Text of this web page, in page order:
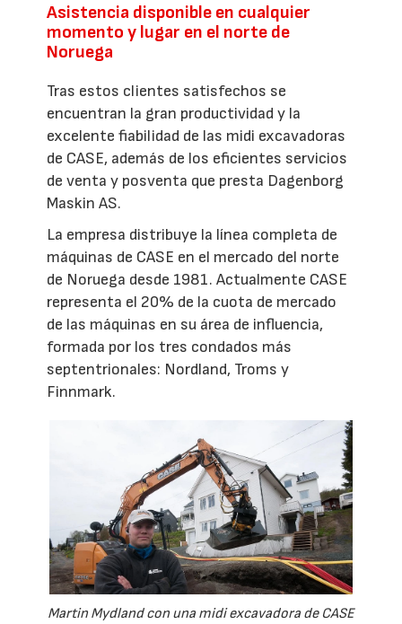
Asistencia disponible en cualquier
momento y lugar en el norte de
Noruega
Tras estos clientes satisfechos se
encuentran la gran productividad y la
excelente fiabilidad de las midi excavadoras
de CASE, además de los eficientes servicios
de venta y posventa que presta Dagenborg
Maskin AS.
La empresa distribuye la línea completa de
máquinas de CASE en el mercado del norte
de Noruega desde 1981. Actualmente CASE
representa el 20% de la cuota de mercado
de las máquinas en su área de influencia,
formada por los tres condados más
septentrionales: Nordland, Troms y
Finnmark.
Martin Mydland con una midi excavadora de CASE